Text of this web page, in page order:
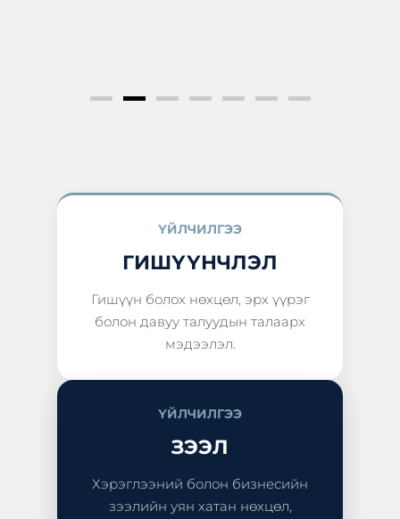
ҮЙЛЧИЛГЭЭ
ГИШҮҮНЧЛЭЛ
Гишүүн болох нөхцөл, эрх үүрэг
болон давуу талуудын талаарх
мэдээлэл.
ҮЙЛЧИЛГЭЭ
ЗЭЭЛ
Хэрэглээний болон бизнесийн
зээлийн уян хатан нөхцөл,